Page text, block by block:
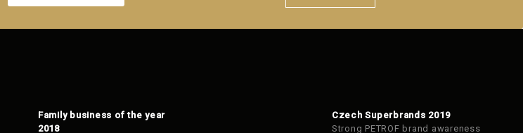
Family business of the year
2018
Czech Superbrands 2019
Strong PETROF brand awareness